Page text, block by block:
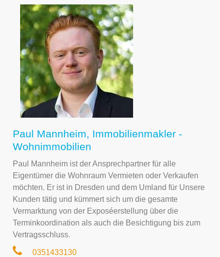
Paul Mannheim, Immobilienmakler -
Wohnimmobilien
Paul Mannheim ist der Ansprechpartner für alle
Eigentümer die Wohnraum Vermieten oder Verkaufen
möchten. Er ist in Dresden und dem Umland für Unsere
Kunden tätig und kümmert sich um die gesamte
Vermarktung von der Exposéerstellung über die
Terminkoordination als auch die Besichtigung bis zum
Vertragsschluss.
0351433130